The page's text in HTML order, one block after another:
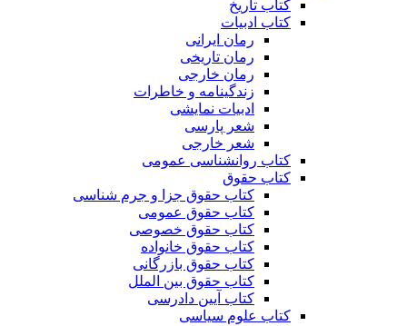
کتاب تاریخ
کتاب ادبیات
رمان ایرانی
رمان تاریخی
رمان خارجی
زندگینامه و خاطرات
ادبیات نمایشی
شعر پارسی
شعر خارجی
کتاب روانشناسی عمومی
کتاب حقوق
کتاب حقوق جزا و جرم شناسی
کتاب حقوق عمومی
کتاب حقوق خصوصی
کتاب حقوق خانواده
کتاب حقوق بازرگانی
کتاب حقوق بین الملل
کتاب آیین دادرسی
کتاب علوم سیاسی